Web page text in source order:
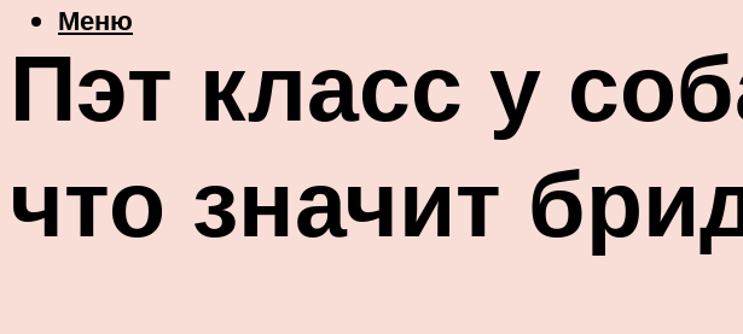
Меню
Пэт класс у
что значит